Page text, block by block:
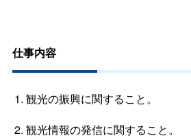
仕事内容
観光の振興に関すること。
観光情報の発信に関すること。